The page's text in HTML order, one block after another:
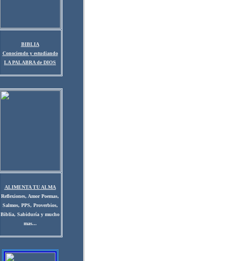
BIBLIA
Conociendo y estudiando
LA PALABRA de DIOS
ALIMENTA TU ALMA
Reflexiones, Amor Poemas,
Salmos, PPS, Proverbios,
Biblia, Sabiduría y mucho
mas...